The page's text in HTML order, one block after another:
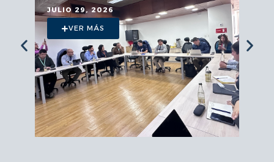
JULIO 29, 2026
VER MÁS